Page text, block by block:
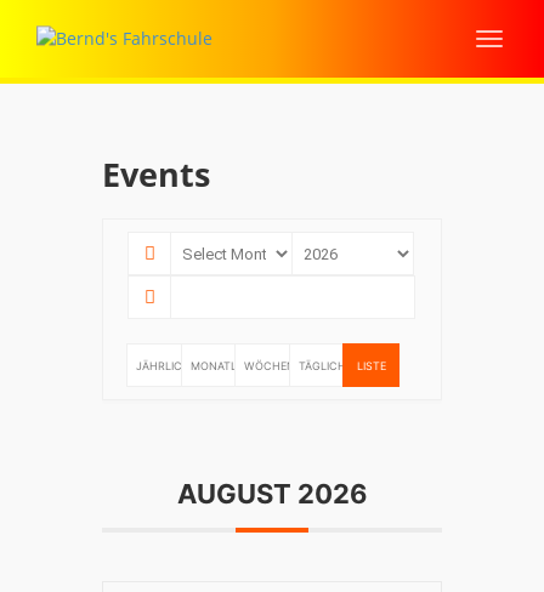
Events
JÄHRLICH MONATLICHWÖCHENTLICH
TÄGLICH LISTE
AUGUST 2026